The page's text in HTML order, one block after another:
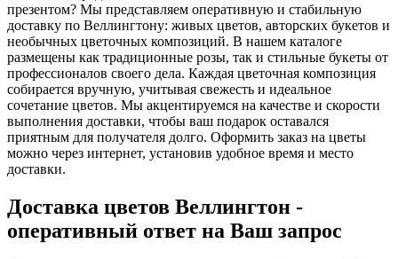
презентом? Мы представляем оперативную и стабильную
доставку по Веллингтону: живых цветов, авторских букетов и
необычных цветочных композиций. В нашем каталоге
размещены как традиционные розы, так и стильные букеты от
профессионалов своего дела. Каждая цветочная композиция
собирается вручную, учитывая свежесть и идеальное
сочетание цветов. Мы акцентируемся на качестве и скорости
выполнения доставки, чтобы ваш подарок оставался
приятным для получателя долго. Оформить заказ на цветы
можно через интернет, установив удобное время и место
доставки.
Доставка цветов Веллингтон -
оперативный ответ на Ваш запрос